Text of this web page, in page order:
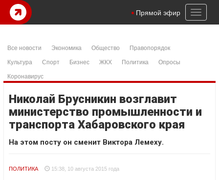
Toggle
Прямой эфир
Все новости Экономика Общество
Правопорядок
Культура
Спорт Бизнес ЖКХ Политика
Опросы
Коронавирус
Николай Брусникин возглавит
министерство промышленности и
транспорта Хабаровского края
На этом посту он сменит Виктора Лемеху.
ПОЛИТИКА 15:38, 10 августа 2015 года